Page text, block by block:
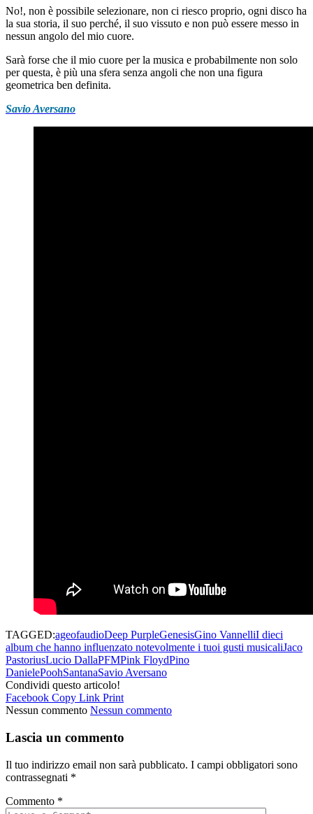
No!, non è possibile selezionare, non ci riesco proprio, ogni disco ha
la sua storia, il suo perché, il suo vissuto e non può essere messo in
nessun angolo del mio cuore.
Sarà forse che il mio cuore per la musica e probabilmente non solo
per questa, è più una sfera senza angoli che non una figura
geometrica ben definita.
Savio Aversano
TAGGED:ageofaudioDeep PurpleGenesisGino VannelliI dieci
album che hanno influenzato notevolmente i tuoi gusti musicaliJaco
PastoriusLucio DallaPFMPink FloydPino
DanielePoohSantanaSavio Aversano
Condividi questo articolo!
Facebook Copy Link Print
Nessun commento Nessun commento
Lascia un commento
Il tuo indirizzo email non sarà pubblicato. I campi obbligatori sono
contrassegnati *
Commento *